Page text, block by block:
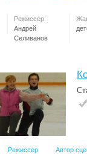
Режиссер:
Андрей
Селиванов
Режиссер Автор